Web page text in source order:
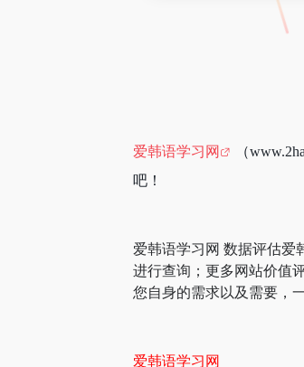
爱韩语学习网
（
吧！
爱韩语学习网 数据评估爱
进行查询；更多网站价值
您自身的需求以及需要，
爱韩语学习网